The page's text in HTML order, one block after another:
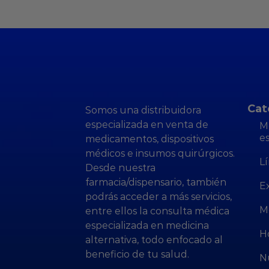
Somos una distribuidora
especializada en venta de
medicamentos, dispositivos
médicos e insumos quirúrgicos.
Desde nuestra
farmacia/dispensario, también
podrás acceder a más servicios,
entre ellos la consulta médica
especializada en medicina
alternativa, todo enfocado al
beneficio de tu salud.